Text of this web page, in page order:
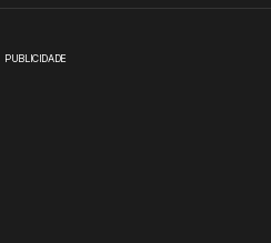
PUBLICIDADE